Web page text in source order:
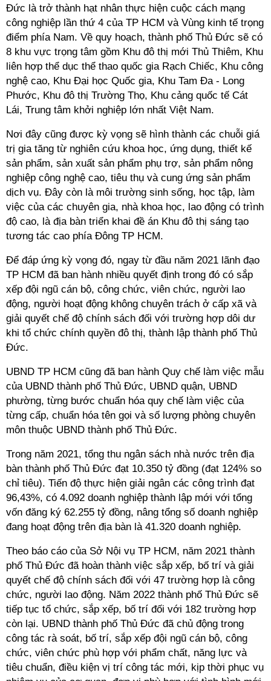
Đức là trở thành hạt nhân thực hiện cuộc cách mạng
công nghiệp lần thứ 4 của TP HCM và Vùng kinh tế trọng
điểm phía Nam. Về quy hoạch, thành phố Thủ Đức sẽ có
8 khu vực trọng tâm gồm Khu đô thị mới Thủ Thiêm, Khu
liên hợp thể dục thể thao quốc gia Rạch Chiếc, Khu công
nghệ cao, Khu Đại học Quốc gia, Khu Tam Đa - Long
Phước, Khu đô thị Trường Thọ, Khu cảng quốc tế Cát
Lái, Trung tâm khởi nghiệp lớn nhất Việt Nam.
Nơi đây cũng được kỳ vọng sẽ hình thành các chuỗi giá
trị gia tăng từ nghiên cứu khoa học, ứng dụng, thiết kế
sản phẩm, sản xuất sản phẩm phụ trợ, sản phẩm nông
nghiệp công nghệ cao, tiêu thụ và cung ứng sản phẩm
dịch vụ. Đây còn là môi trường sinh sống, học tập, làm
việc của các chuyên gia, nhà khoa học, lao động có trình
độ cao, là địa bàn triển khai đề án Khu đô thị sáng tạo
tương tác cao phía Đông TP HCM.
Để đáp ứng kỳ vọng đó, ngay từ đầu năm 2021 lãnh đạo
TP HCM đã ban hành nhiều quyết định trong đó có sắp
xếp đội ngũ cán bộ, công chức, viên chức, người lao
động, người hoạt động không chuyên trách ở cấp xã và
giải quyết chế độ chính sách đối với trường hợp dôi dư
khi tổ chức chính quyền đô thị, thành lập thành phố Thủ
Đức.
UBND TP HCM cũng đã ban hành Quy chế làm việc mẫu
của UBND thành phố Thủ Đức, UBND quận, UBND
phường, từng bước chuẩn hóa quy chế làm việc của
từng cấp, chuẩn hóa tên gọi và số lượng phòng chuyên
môn thuộc UBND thành phố Thủ Đức.
Trong năm 2021, tổng thu ngân sách nhà nước trên địa
bàn thành phố Thủ Đức đạt 10.350 tỷ đồng (đạt 124% so
chỉ tiêu). Tiến độ thực hiện giải ngân các công trình đạt
96,43%, có 4.092 doanh nghiệp thành lập mới với tổng
vốn đăng ký 62.255 tỷ đồng, nâng tổng số doanh nghiệp
đang hoạt động trên địa bàn là 41.320 doanh nghiệp.
Theo báo cáo của Sở Nội vụ TP HCM, năm 2021 thành
phố Thủ Đức đã hoàn thành việc sắp xếp, bố trí và giải
quyết chế độ chính sách đối với 47 trường hợp là công
chức, người lao động. Năm 2022 thành phố Thủ Đức sẽ
tiếp tục tổ chức, sắp xếp, bố trí đối với 182 trường hợp
còn lại. UBND thành phố Thủ Đức đã chủ động trong
công tác rà soát, bố trí, sắp xếp đội ngũ cán bộ, công
chức, viên chức phù hợp với phẩm chất, năng lực và
tiêu chuẩn, điều kiện vị trí công tác mới, kịp thời phục vụ